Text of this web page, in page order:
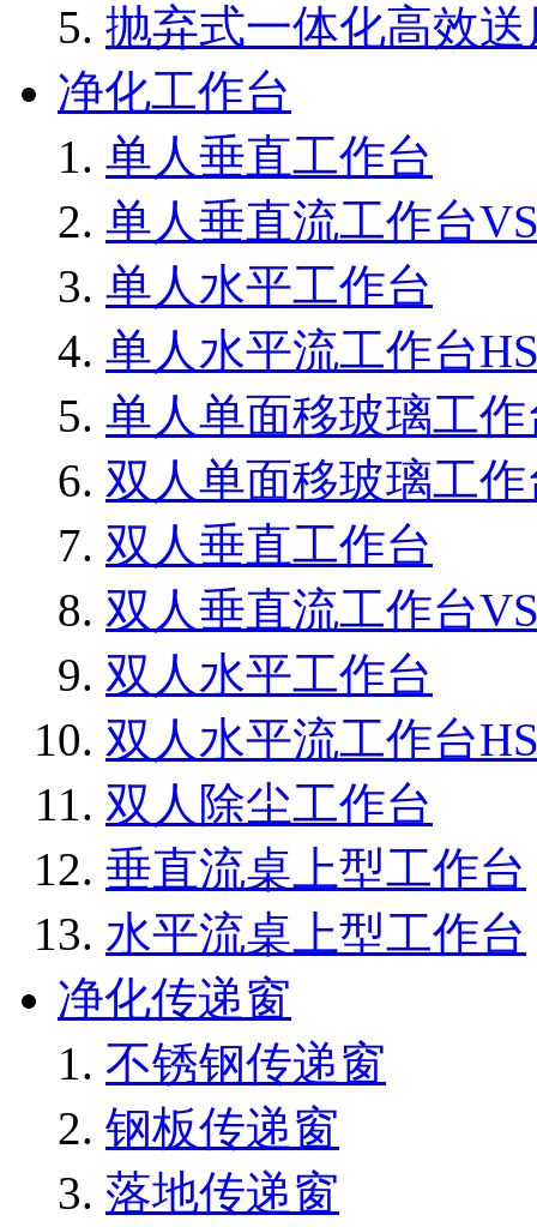
抛弃式一体化高效
净化工作台
单人垂直工作台
单人垂直流工作台
单人水平工作台
单人水平流工作台
单人单面移玻璃工作
双人单面移玻璃工作
双人垂直工作台
双人垂直流工作台
双人水平工作台
双人水平流工作台
双人除尘工作台
垂直流桌上型工作台
水平流桌上型工作台
净化传递窗
不锈钢传递窗
钢板传递窗
落地传递窗